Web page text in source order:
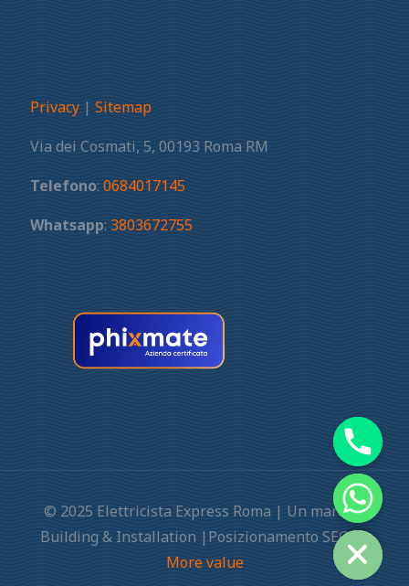
Privacy | Sitemap
Via dei Cosmati, 5, 00193 Roma RM
Telefono: 0684017145
Whatsapp: 3803672755
© 2025 Elettricista Express Roma | Un marchio
Building & Installation |Posizionamento SEO by
More value